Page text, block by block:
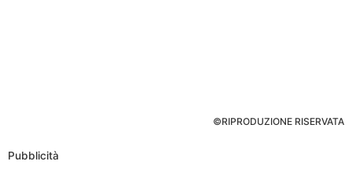
©RIPRODUZIONE RISERVATA
Pubblicità